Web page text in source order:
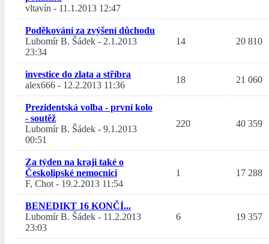
vltavín - 11.1.2013 12:47
Poděkování za zvýšení důchodu
Lubomír B. Šádek - 2.1.2013
23:34
14 20 810
investice do zlata a stříbra
alex666 - 12.2.2013 11:36
18 21 060
Prezidentská volba - první kolo
- soutěž
Lubomír B. Šádek - 9.1.2013
00:51
220 40 359
Za týden na kraji také o
Českolipské nemocnici
F, Chot- 19.2.2013 11:54
1 17 288
BENEDIKT 16 KONČÍ...
Lubomír B. Šádek - 11.2.2013
23:03
6 19 357